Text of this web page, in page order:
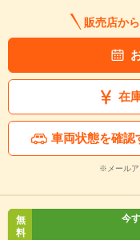
販売店か
在
車両状態を確認
※メールア
無
料
今